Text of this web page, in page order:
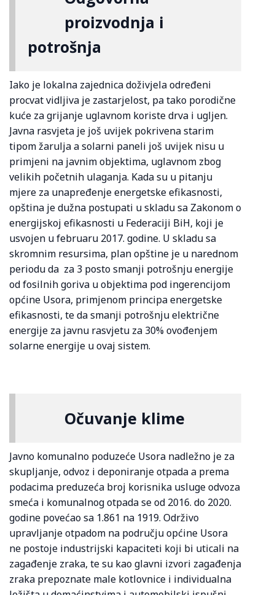
proizvodnja i
potrošnja
Iako je lokalna zajednica doživjela određeni
procvat vidljiva je zastarjelost, pa tako porodične
kuće za grijanje uglavnom koriste drva i ugljen.
Javna rasvjeta je još uvijek pokrivena starim
tipom žarulja a solarni paneli još uvijek nisu u
primjeni na javnim objektima, uglavnom zbog
velikih početnih ulaganja. Kada su u pitanju
mjere za unapređenje energetske efikasnosti,
opština je dužna postupati u skladu sa Zakonom o
energijskoj efikasnosti u Federaciji BiH, koji je
usvojen u februaru 2017. godine. U skladu sa
skromnim resursima, plan opštine je u narednom
periodu da za 3 posto smanji potrošnju energije
od fosilnih goriva u objektima pod ingerencijom
općine Usora, primjenom principa energetske
efikasnosti, te da smanji potrošnju električne
energije za javnu rasvjetu za 30% ovođenjem
solarne energije u ovaj sistem.
Očuvanje klime
Javno komunalno poduzeće Usora nadležno je za
skupljanje, odvoz i deponiranje otpada a prema
podacima preduzeća broj korisnika usluge odvoza
smeća i komunalnog otpada se od 2016. do 2020.
godine povećao sa 1.861 na 1919. Održivo
upravljanje otpadom na području općine Usora
ne postoje industrijski kapaciteti koji bi uticali na
zagađenje zraka, te su kao glavni izvori zagađenja
zraka prepoznate male kotlovnice i individualna